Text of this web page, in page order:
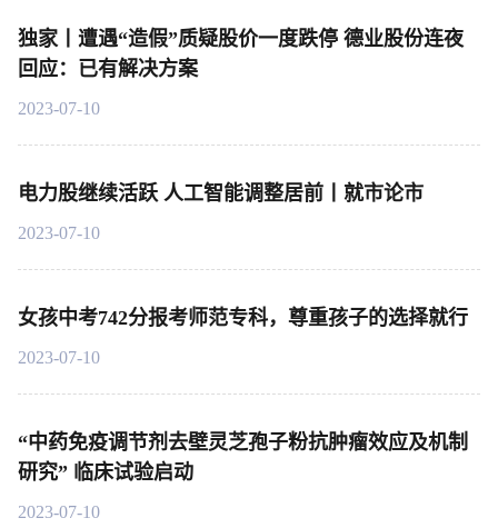
独家丨遭遇“造假”质疑股价一度跌停 德业股份连夜
回应：已有解决方案
2023-07-10
电力股继续活跃 人工智能调整居前丨就市论市
2023-07-10
女孩中考742分报考师范专科，尊重孩子的选择就行
2023-07-10
“中药免疫调节剂去壁灵芝孢子粉抗肿瘤效应及机制
研究” 临床试验启动
2023-07-10